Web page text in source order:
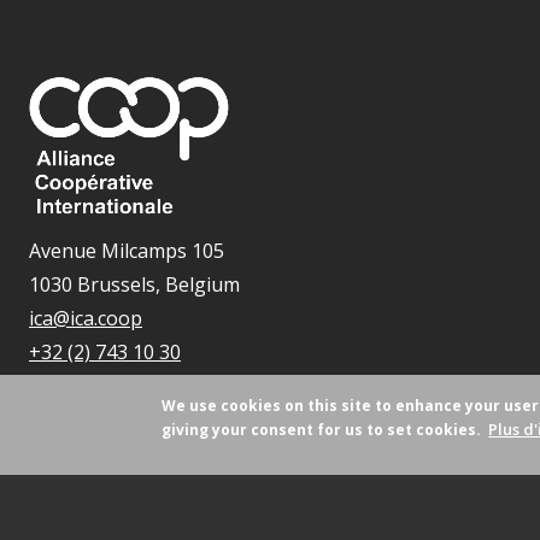
Avenue Milcamps 105
1030 Brussels, Belgium
ica@ica.coop
+32 (2) 743 10 30
We use cookies on this site to enhance your
giving your consent for us to set cookies. Plus